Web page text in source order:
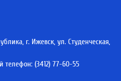
г. Ижевск, ул. Студенческая,
телефон: (3412) 77-60-55